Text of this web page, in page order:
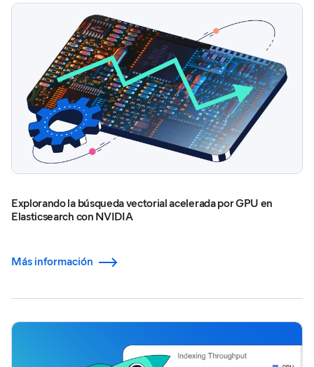
Explorando la búsqueda vectorial acelerada por GPU en
Elasticsearch con NVIDIA
Más información